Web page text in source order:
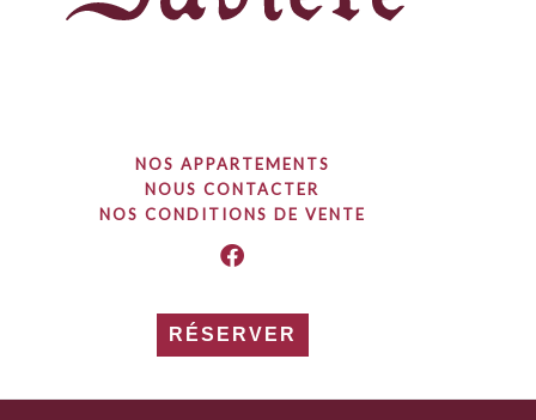
NOS APPARTEMENTS
NOUS CONTACTER
NOS CONDITIONS DE VENTE
RÉSERVER